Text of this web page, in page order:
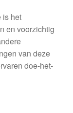
is het
en voorzichtig
van deze
doe-het-